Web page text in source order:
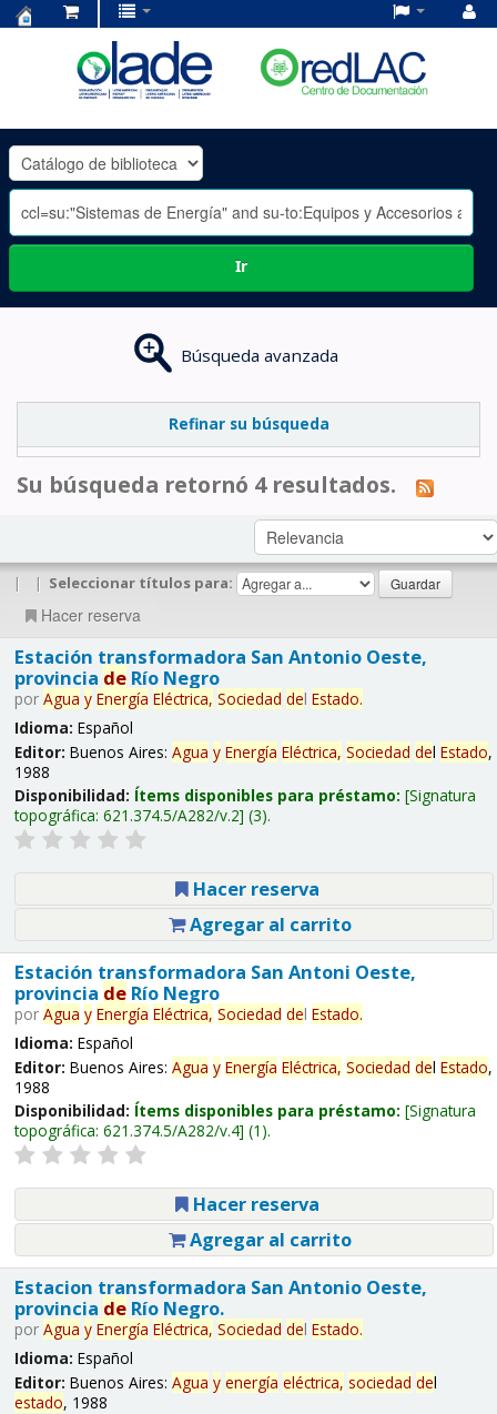
OLADE
-
Ir
Búsqueda avanzada
Refinar su búsqueda
Su búsqueda retornó 4 resultados.
| | Seleccionar títulos para:
Hacer reserva
Estación transformadora San Antonio Oeste,
provincia deRío Negro
por Agua y Energía Eléctrica, Sociedad del Estado.
Idioma: Español
Editor: Buenos Aires: Agua y Energía Eléctrica, Sociedad del Estado,
1988
Disponibilidad: Ítems disponibles para préstamo: Signatura
topográfica: 621.374.5/A282/v.2 (3).
Hacer reserva
Agregar al carrito
Estación transformadora San Antoni Oeste,
provincia deRío Negro
por Agua y Energía Eléctrica, Sociedad del Estado.
Idioma: Español
Editor: Buenos Aires: Agua y Energía Eléctrica, Sociedad del Estado,
1988
Disponibilidad: Ítems disponibles para préstamo: Signatura
topográfica: 621.374.5/A282/v.4 (1).
Hacer reserva
Agregar al carrito
Estacion transformadora San Antonio Oeste,
provincia deRío Negro.
por Agua y Energía Eléctrica, Sociedad del Estado.
Idioma: Español
Editor: Buenos Aires: Agua y energía eléctrica, sociedad del
estado, 1988